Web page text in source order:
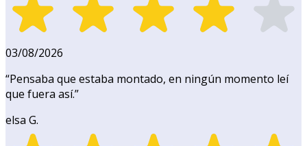
03/08/2026
“Pensaba que estaba montado, en ningún momento leí
que fuera así.”
elsa G.